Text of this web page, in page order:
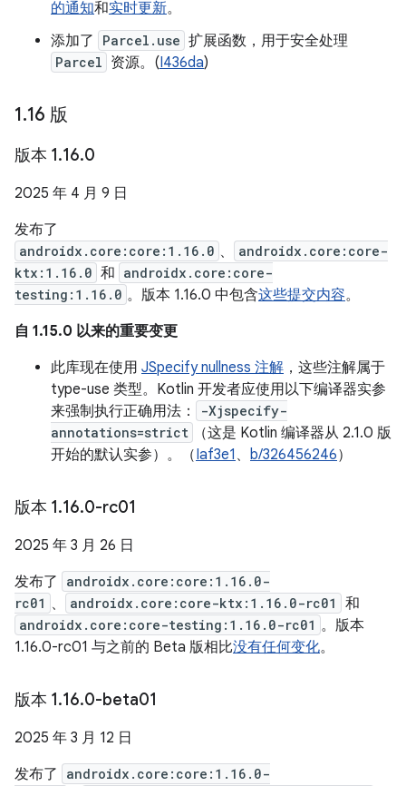
的通知和实时更新。
添加了
Parcel.use 扩展函数，用于安全处理
Parcel 资源。(I436da)
1.16 版
版本 1.16.0
2025 年 4 月 9 日
发布了
androidx.core:core:1.16.0 、
androidx.core:core-
ktx:1.16.0 和 androidx.core:core-
testing:1.16.0 。版本 1.16.0 中包含这些提交内容。
自 1.15.0 以来的重要变更
此库现在使用 JSpecify nullness 注解 ，这些注解属于
type-use 类型。Kotlin 开发者应使用以下编译器实参
来强制执行正确用法：
-Xjspecify-
annotations=strict
（这是 Kotlin 编译器从 2.1.0 版
开始的默认实参）。（Iaf3e1 、 b/326456246）
版本 1.16.0-rc01
2025 年 3 月 26 日
发布了
androidx.core:core:1.16.0-
rc01 、 androidx.core:core-ktx:1.16.0-rc01 和
androidx.core:core-testing:1.16.0-rc01 。版本
1.16.0-rc01 与之前的 Beta 版相比没有任何变化。
版本 1.16.0-beta01
2025 年 3 月 12 日
发布了
androidx.core:core:1.16.0-